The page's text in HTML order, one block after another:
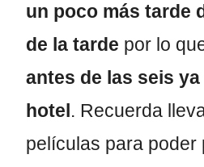
un poco más tarde
de la tarde por lo
antes de las seis ya
hotel . Recuerda
películas para poder